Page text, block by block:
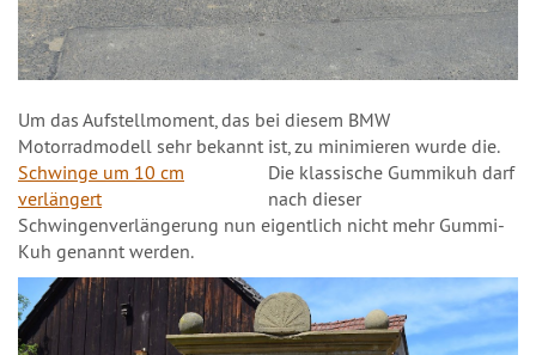
Um das Aufstellmoment, das bei diesem BMW
Motorradmodell sehr bekannt ist, zu minimieren wurde die
Schwinge um 10 cm
verlängert
.
Die klassische Gummikuh darf
nach dieser
Schwingenverlängerung nun eigentlich nicht mehr Gummi-
Kuh genannt werden.